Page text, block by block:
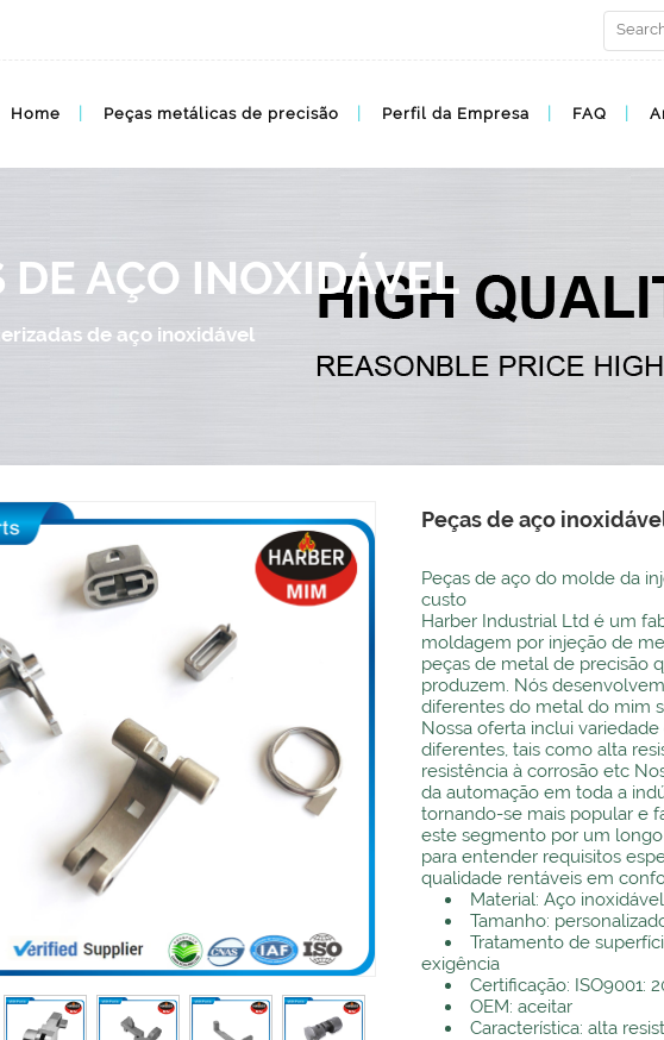
Home Peças metálicas de precisão Perfil da Empresa FAQ
AÇO INOXIDÁVEL
de aço inoxidável
Peças de aço
Peças de aço do molde da
custo
Harber Industrial Ltd é um
moldagem por injeção de
peças de metal de precisão
produzem. Nós
diferentes do metal do mim
Nossa oferta inclui
diferentes, tais como alta
resistência à corrosão etc
da automação em toda a
tornando-se mais popular e
este segmento por um
para entender requisitos
qualidade rentáveis em
Material: Aço
Tamanho:
Tratamento de
exigência
Certificação: ISO9001:
OEM: aceitar
Característica: alta